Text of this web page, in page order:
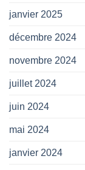
janvier 2025
décembre 2024
novembre 2024
juillet 2024
juin 2024
mai 2024
janvier 2024